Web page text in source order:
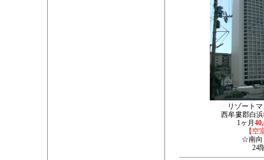
リゾート
西牟婁郡白
1ヶ月
【空
☆南
24